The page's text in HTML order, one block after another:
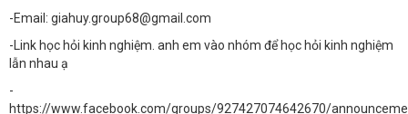
-Email: giahuy.group68@gmail.com
-Link học hỏi kinh nghiệm. anh em vào nhóm để học hỏi kinh nghiệm
lẫn nhau ạ
-
https://www.facebook.com/groups/927427074642670/